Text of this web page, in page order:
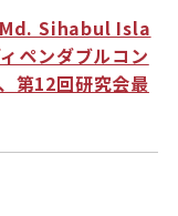
Md. Sihabul Isla
ペンダブルコン
第12回研究会最